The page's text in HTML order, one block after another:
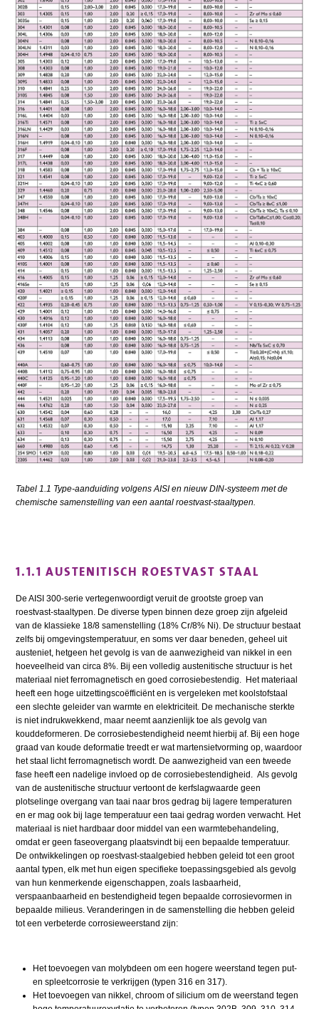
Tabel 1.1 Type-aanduiding volgens AISI en nieuw DIN-systeem met de
chemische samenstelling van een aantal roestvast-staaltypen.
1.1.1 AUSTENITISCH ROESTVAST STAAL
De AISI 300-serie vertegenwoordigt veruit de grootste groep van
roestvast-staaltypen. De diverse typen binnen deze groep zijn afgeleid
van de klassieke 18/8 samenstelling (18% Cr/8% Ni). De structuur bestaat
zelfs bij omgevingstemperatuur, en soms ver daar beneden, geheel uit
austeniet, hetgeen het gevolg is van de aanwezigheid van nikkel in een
hoeveelheid van circa 8%. Bij een volledig austenitische structuur is het
materiaal niet ferromagnetisch en goed corrosiebestendig. Het materiaal
heeft een hoge uitzettingscoëfficiënt en is vergeleken met koolstofstaal
een slechte geleider van warmte en elektriciteit. De mechanische sterkte
is niet indrukwekkend, maar neemt aanzienlijk toe als gevolg van
kouddeformeren. De corrosiebestendigheid neemt hierbij af. Bij een hoge
graad van koude deformatie treedt er wat martensietvorming op, waardoor
het staal licht ferromagnetisch wordt. De aanwezigheid van een tweede
fase heeft een nadelige invloed op de corrosiebestendigheid. Als gevolg
van de austenitische structuur vertoont de kerfslagwaarde geen
plotselinge overgang van taai naar bros gedrag bij lagere temperaturen
en er mag ook bij lage temperatuur een taai gedrag worden verwacht. Het
materiaal is niet hardbaar door middel van een warmtebehandeling,
omdat er geen faseovergang plaatsvindt bij een bepaalde temperatuur.
De ontwikkelingen op roestvast-staalgebied hebben geleid tot een groot
aantal typen, elk met hun eigen specifieke toepassingsgebied als gevolg
van hun kenmerkende eigenschappen, zoals lasbaarheid,
verspaanbaarheid en bestendigheid tegen bepaalde corrosievormen in
bepaalde milieus. Veranderingen in de samenstelling die hebben geleid
tot een verbeterde corrosieweerstand zijn:
Het toevoegen van molybdeen om een hogere weerstand tegen put-
en spleetcorrosie te verkrijgen (typen 316 en 317).
Het toevoegen van nikkel, chroom of silicium om de weerstand tegen